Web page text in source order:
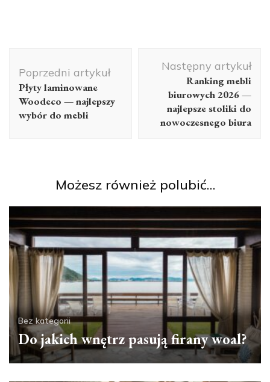
wpisu
Poprzedni artykuł
Płyty laminowane
Woodeco — najlepszy
wybór do mebli
Następny artykuł
Ranking mebli
biurowych 2026 —
najlepsze stoliki do
nowoczesnego biura
Możesz również polubić…
Bez kategorii
Do jakich wnętrz pasują firany woal?